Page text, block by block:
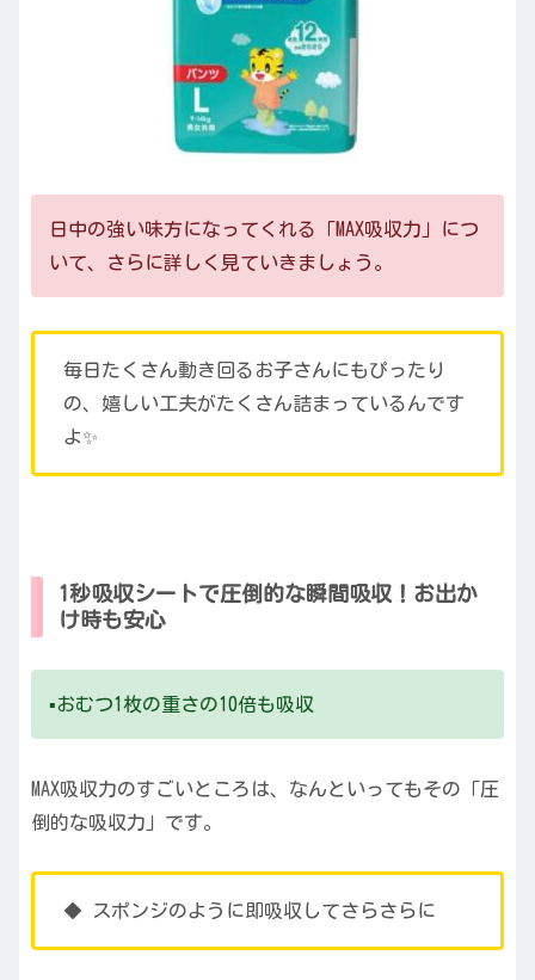
日中の強い味方になってくれる「MAX吸収力」につ
いて、さらに詳しく見ていきましょう。
毎日たくさん動き回るお子さんにもぴったり
の、嬉しい工夫がたくさん詰まっているんです
よ✨
1秒吸収シートで圧倒的な瞬間吸収！お出か
け時も安心
▪️おむつ1枚の重さの10倍も吸収
MAX吸収力のすごいところは、なんといってもその「圧
倒的な吸収力」です。
◆ スポンジのように即吸収してさらさらに